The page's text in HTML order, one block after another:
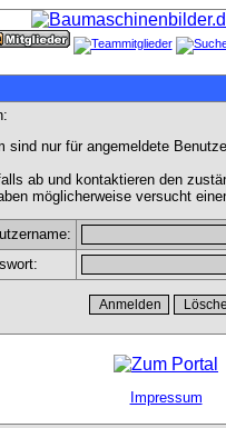
nur für angemeldete
ab und kontaktieren den
möglicherweise versucht
Impressum